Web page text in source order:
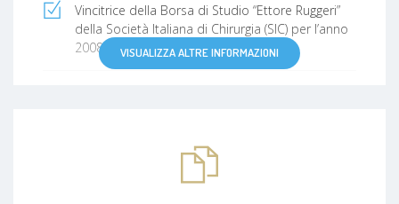
Vincitrice della Borsa di Studio “Ettore Ruggeri”
della Società Italiana di Chirurgia (SIC) per l’anno
2008
Università di Bologna dal 9/11/2006
VISUALIZZA ALTRE INFORMAZIONI